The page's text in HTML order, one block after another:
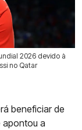
2026 devido à
no Qatar
beneficiar de
apontou a